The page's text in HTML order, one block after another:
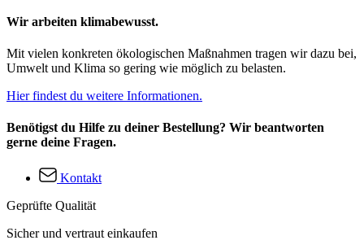
Wir arbeiten klimabewusst.
Mit vielen konkreten ökologischen Maßnahmen tragen wir dazu bei,
Umwelt und Klima so gering wie möglich zu belasten.
Hier findest du weitere Informationen.
Benötigst du Hilfe zu deiner Bestellung? Wir beantworten
gerne deine Fragen.
Kontakt
Geprüfte Qualität
Sicher und vertraut einkaufen